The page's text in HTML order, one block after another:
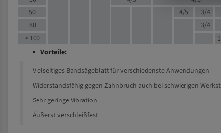
50
4/5 3/4
80
3/4
> 100
Vorteile:
Vielseitiges Bandsägeblatt für verschiedenste Anwendungen
Widerstandsfähig gegen Zahnbruch auch bei schwierigen
Sehr geringe Vibration
Äußerst verschleißfest